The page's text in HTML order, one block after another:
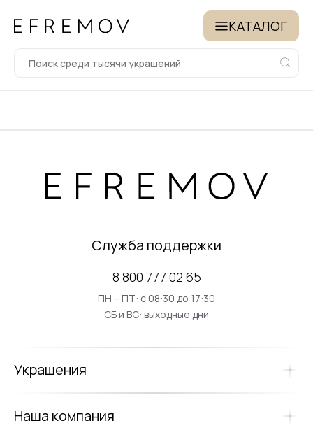
КАТАЛОГ
Служба поддержки
8 800 777 02 65
ПН – ПТ: с 08:30 до 17:30
СБ и ВС: выходные дни
Украшения
Наша компания